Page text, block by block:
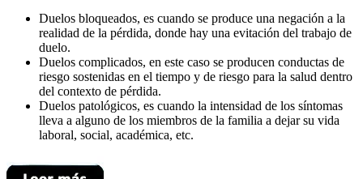
Duelos bloqueados, es cuando se produce una negación a la
realidad de la pérdida, donde hay una evitación del trabajo de
duelo.
Duelos complicados, en este caso se producen conductas de
riesgo sostenidas en el tiempo y de riesgo para la salud dentro
del contexto de pérdida.
Duelos patológicos, es cuando la intensidad de los síntomas
lleva a alguno de los miembros de la familia a dejar su vida
laboral, social, académica, etc.